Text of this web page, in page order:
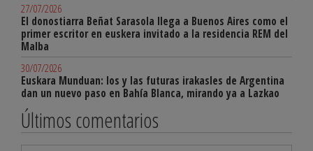
27/07/2026
El donostiarra Beñat Sarasola llega a Buenos Aires como el
primer escritor en euskera invitado a la residencia REM del
Malba
30/07/2026
Euskara Munduan: los y las futuras irakasles de Argentina
dan un nuevo paso en Bahía Blanca, mirando ya a Lazkao
Últimos comentarios